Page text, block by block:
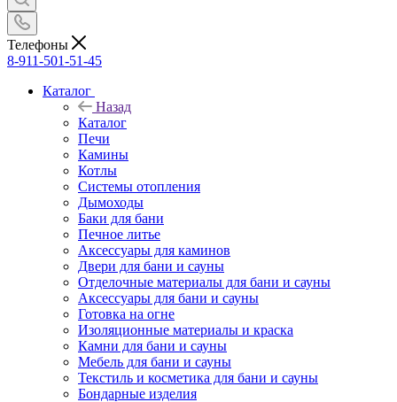
Телефоны
8-911-501-51-45
Каталог
Назад
Каталог
Печи
Камины
Котлы
Системы отопления
Дымоходы
Баки для бани
Печное литье
Аксессуары для каминов
Двери для бани и сауны
Отделочные материалы для бани и сауны
Аксессуары для бани и сауны
Готовка на огне
Изоляционные материалы и краска
Камни для бани и сауны
Мебель для бани и сауны
Текстиль и косметика для бани и сауны
Бондарные изделия